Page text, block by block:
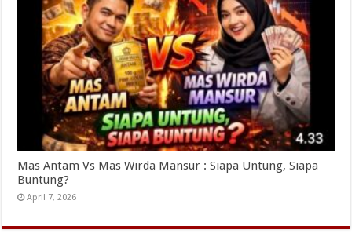
Mas Antam Vs Mas Wirda Mansur : Siapa Untung, Siapa
Buntung?
April 7, 2026